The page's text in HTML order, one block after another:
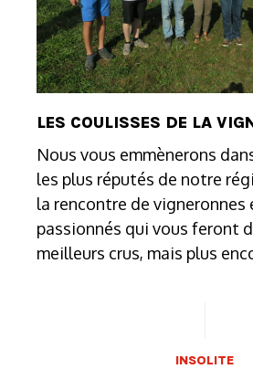
LES COULISSES DE LA
Nous vous emmènerons
les plus réputés de notre
la rencontre de vigneronnes
passionnés qui vous feront
meilleurs crus, mais plus
INSOLITE